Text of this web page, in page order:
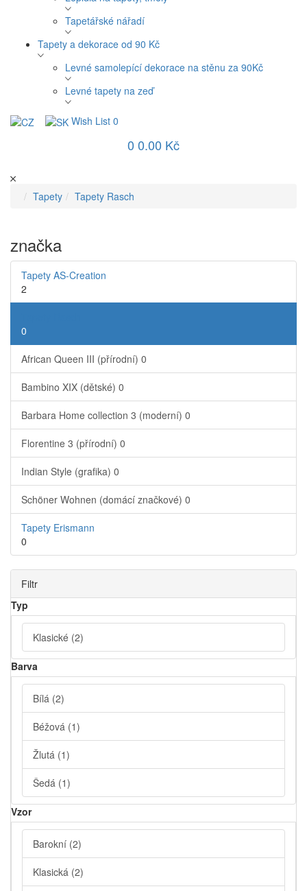
Tapetářské nářadí
Tapety a dekorace od 90 Kč
Levné samolepící dekorace na stěnu za 90Kč
Levné tapety na zeď
Wish List 0
0 0.00 Kč
Tapety Tapety Rasch
značka
Tapety AS-Creation
2
0
African Queen III (přírodní) 0
Bambino XIX (dětské) 0
Barbara Home collection 3 (moderní) 0
Florentine 3 (přírodní) 0
Indian Style (grafika) 0
Schöner Wohnen (domácí značkové) 0
Tapety Erismann
0
Filtr
Typ
Klasické (2)
Barva
Bílá (2)
Béžová (1)
Žlutá (1)
Šedá (1)
Vzor
Barokní (2)
Klasická (2)